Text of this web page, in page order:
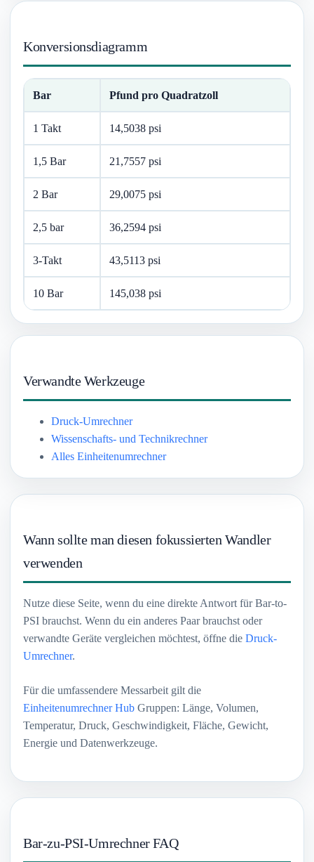
Konversionsdiagramm
Bar Pfund pro Quadratzoll
1 Takt 14,5038 psi
1,5 Bar 21,7557 psi
2 Bar 29,0075 psi
2,5 bar 36,2594 psi
3-Takt 43,5113 psi
10 Bar 145,038 psi
Verwandte Werkzeuge
Druck-Umrechner
Wissenschafts- und Technikrechner
Alles Einheitenumrechner
Wann sollte man diesen fokussierten Wandler
verwenden
Nutze diese Seite, wenn du eine direkte Antwort für Bar-to-
PSI brauchst. Wenn du ein anderes Paar brauchst oder
verwandte Geräte vergleichen möchtest, öffne die Druck-
Umrechner.
Für die umfassendere Messarbeit gilt die
Einheitenumrechner Hub Gruppen: Länge, Volumen,
Temperatur, Druck, Geschwindigkeit, Fläche, Gewicht,
Energie und Datenwerkzeuge.
Bar-zu-PSI-Umrechner FAQ